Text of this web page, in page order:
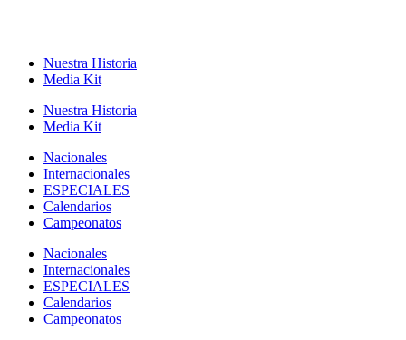
Nuestra Historia
Media Kit
Nuestra Historia
Media Kit
Nacionales
Internacionales
ESPECIALES
Calendarios
Campeonatos
Nacionales
Internacionales
ESPECIALES
Calendarios
Campeonatos